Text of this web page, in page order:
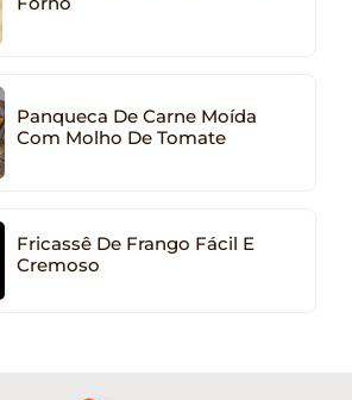
Panqueca De Carne Moída
Com Molho De Tomate
Fricassê De Frango Fácil E
Cremoso